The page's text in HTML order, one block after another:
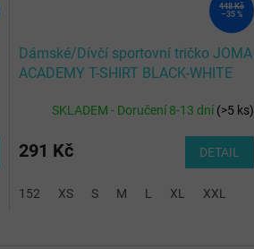
448 Kč
–35 %
Dámské/Dívčí sportovní tričko JOMA
ACADEMY T-SHIRT BLACK-WHITE
SKLADEM - Doručení 8-13 dní(>5 ks)
291 Kč DETAIL
152 XS S M L XL XXL